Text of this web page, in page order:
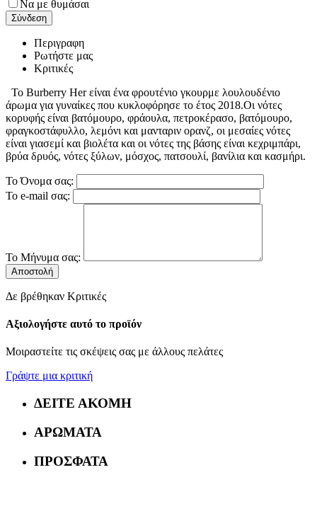
Να με θυμάσαι
Σύνδεση
Περιγραφη
Ρωτήστε μας
Κριτικές
To Burberry Her είναι ένα φρουτένιο γκουρμε λουλουδένιο
άρωμα για γυναίκες που κυκλοφόρησε το έτος 2018.Οι νότες
κορυφής είναι βατόμουρο, φράουλα, πετροκέρασο, βατόμουρο,
φραγκοστάφυλλο, λεμόνι και μανταριν ορανζ, οι μεσαίες νότες
είναι γιασεμί και βιολέτα και οι νότες της βάσης είναι κεχριμπάρι,
βρύα δρυός, νότες ξύλων, μόσχος, πατσουλί, βανίλια και κασμήρι.
Το Όνομα σας:
Το e-mail σας:
Το Μήνυμα σας:
Αποστολή
Δε βρέθηκαν Κριτικές
Αξιολογήστε αυτό το προϊόν
Μοιραστείτε τις σκέψεις σας με άλλους πελάτες
Γράψτε μια κριτική
ΔΕΙΤΕ ΑΚΟΜΗ
ΑΡΩΜΑΤΑ
ΠΡΟΣΦΑΤΑ